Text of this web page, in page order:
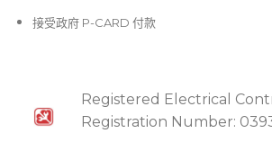
接受政府 P-CARD 付款
Registered Electrical
Registration Number: